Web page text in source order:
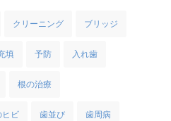
クリーニング ブリッジ
填 予防 入れ歯
根の治療
ヒビ 歯並び 歯周病